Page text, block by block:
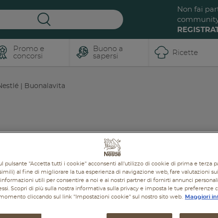
Non fai
Promo e
concorsi
Buono a
sapersi
Ricette
| Buonalavita
RICETTE
pulsante "Accetta tutti i cookie" acconsenti all'utilizzo di cookie di prima e terza
al fine di migliorare la tua esperienza di navigazione web, fare valutazioni
utili per consentire a noi e ai nostri partner di fornirti annunci
Scopri di più sulla nostra informativa sulla privacy e imposta le tue preferenze
cliccando sul link "Impostazioni cookie" sul nostro sito web.
Maggiori